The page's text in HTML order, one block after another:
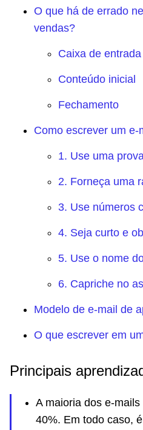
O que há de errado
vendas?
Caixa de entrada
Conteúdo inicial
Fechamento
Como escrever um
1. Use uma
2. Forneça uma
3. Use números
4. Seja curto e
5. Use o nome
6. Capriche no
Modelo de e-mail de
O que escrever em
Principais
A maioria dos e-
40%. Em todo caso,